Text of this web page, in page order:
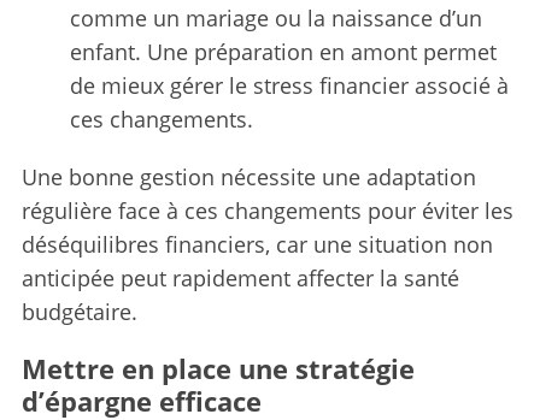
comme un mariage ou la naissance d’un
enfant. Une préparation en amont permet
de mieux gérer le stress financier associé à
ces changements.
Une bonne gestion nécessite une adaptation
régulière face à ces changements pour éviter les
déséquilibres financiers, car une situation non
anticipée peut rapidement affecter la santé
budgétaire.
Mettre en place une stratégie
d’épargne efficace